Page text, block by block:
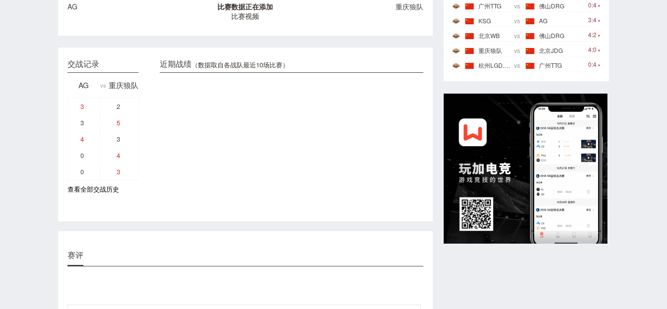
AG
比赛数据正在添加
比赛视频
重庆狼队
近期战绩 （数据取自各战队最近10场比赛）
交战记录
AG vs 重庆狼队
3
2
3
5
4
3
0
4
0
3
查看全部交战历史
赛评
0:4
广州TTG vs
佛山DRG
3:4
KSG vs
AG
4:2
北京WB vs
佛山DRG
4:0
重庆狼队 vs
北京JDG
0:4
杭州LGD.NBW vs 广州TTG